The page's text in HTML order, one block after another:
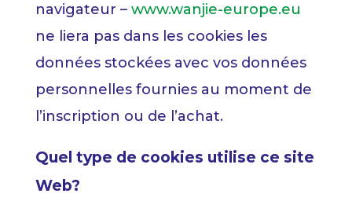
navigateur – www.wanjie-europe.eu
ne liera pas dans les cookies les
données stockées avec vos données
personnelles fournies au moment de
l’inscription ou de l’achat.
Quel type de cookies utilise ce site
Web?